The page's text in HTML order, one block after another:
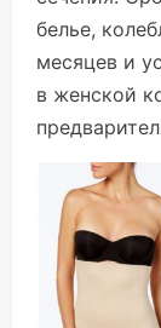
белье,
месяцев и
в женской